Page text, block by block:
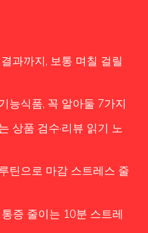
과까지, 보통 며칠 걸릴
능식품, 꼭 알아둘 7가지
상품 검수·리뷰 읽기 노
틴으로 마감 스트레스 줄
통증 줄이는 10분 스트레